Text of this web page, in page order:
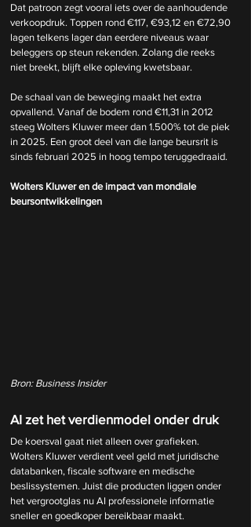
Dat patroon zegt vooral iets over de aanhoudende
verkoopdruk. Toppen rond €117, €93,12 en €72,90
lagen telkens lager dan eerdere niveaus waar
beleggers op steun rekenden. Zolang die reeks
niet breekt, blijft elke opleving kwetsbaar.
De schaal van de beweging maakt het extra
opvallend. Vanaf de bodem rond €11,31 in 2012
steeg Wolters Kluwer meer dan 1.500% tot de piek
in 2025. Een groot deel van die lange beursrit is
sinds februari 2025 in hoog tempo teruggedraaid.
Wolters Kluwer en de impact van mondiale
beursontwikkelingen
Bron: Business Insider
AI zet het verdienmodel onder druk
De koersval gaat niet alleen over grafieken.
Wolters Kluwer verdient veel geld met juridische
databanken, fiscale software en medische
beslissystemen. Juist die producten liggen onder
het vergrootglas nu AI professionele informatie
sneller en goedkoper bereikbaar maakt.